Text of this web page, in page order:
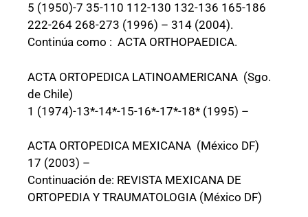
5 (1950)-7 35-110 112-130 132-136 165-186
222-264 268-273 (1996) – 314 (2004).
Continúa como : ACTA ORTHOPAEDICA.
ACTA ORTOPEDICA LATINOAMERICANA (Sgo.
de Chile)
1 (1974)-13*-14*-15-16*-17*-18* (1995) –
ACTA ORTOPEDICA MEXICANA (México DF)
17 (2003) –
Continuación de: REVISTA MEXICANA DE
ORTOPEDIA Y TRAUMATOLOGIA (México DF)